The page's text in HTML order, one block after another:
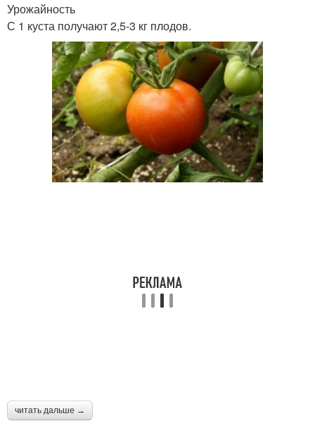
Урожайность
С 1 куста получают 2,5-3 кг плодов.
читать дальше →